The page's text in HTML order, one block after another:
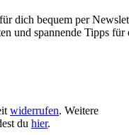
dich bequem per
und spannende Tipps für
widerrufen. Weitere
du hier.